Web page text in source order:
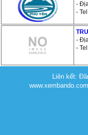
-
-
-
-
Liên kết: